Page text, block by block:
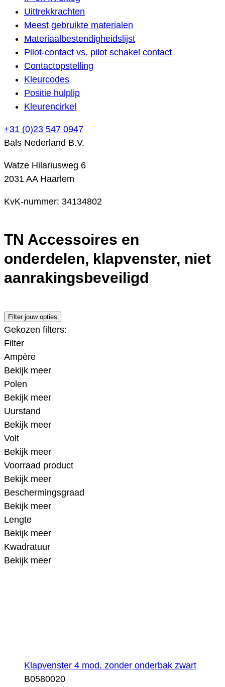
Uittrekkrachten
Meest gebruikte materialen
Materiaalbestendigheidslijst
Pilot-contact vs. pilot schakel contact
Contactopstelling
Kleurcodes
Positie hulplip
Kleurencirkel
+31 (0)23 547 0947
Bals Nederland B.V.
Watze Hilariusweg 6
2031 AA Haarlem
KvK-nummer: 34134802
TN Accessoires en
onderdelen, klapvenster, niet
aanrakingsbeveiligd
Filter jouw opties
Gekozen filters:
Filter
Ampère
Bekijk meer
Polen
Bekijk meer
Uurstand
Bekijk meer
Volt
Bekijk meer
Voorraad product
Bekijk meer
Beschermingsgraad
Bekijk meer
Lengte
Bekijk meer
Kwadratuur
Bekijk meer
Klapvenster 4 mod. zonder onderbak zwart
B0580020